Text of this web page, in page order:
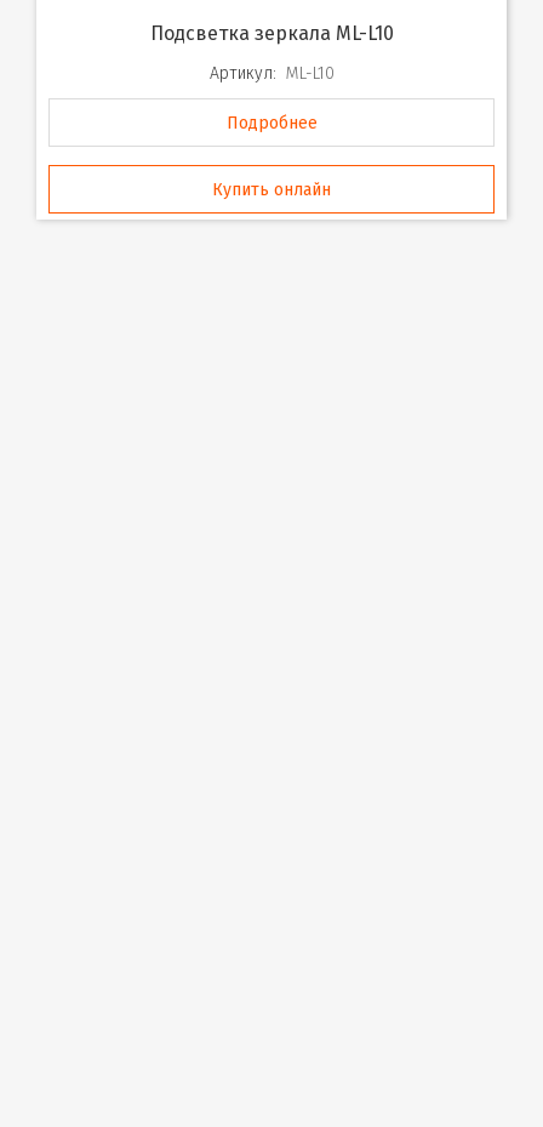
Подсветка зеркала ML-L10
Артикул: ML-L10
Подробнее
Купить онлайн